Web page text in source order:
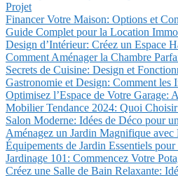
Projet
Financer Votre Maison: Options et
Guide Complet pour la Location
Design d’Intérieur: Créez un Espace
Comment Aménager la Chambre
Secrets de Cuisine: Design et
Gastronomie et Design: Comment les
Optimisez l’Espace de Votre Garage:
Mobilier Tendance 2024: Quoi
Salon Moderne: Idées de Déco pour
Aménagez un Jardin Magnifique avec
Équipements de Jardin Essentiels
Jardinage 101: Commencez Votre
Créez une Salle de Bain Relaxante: